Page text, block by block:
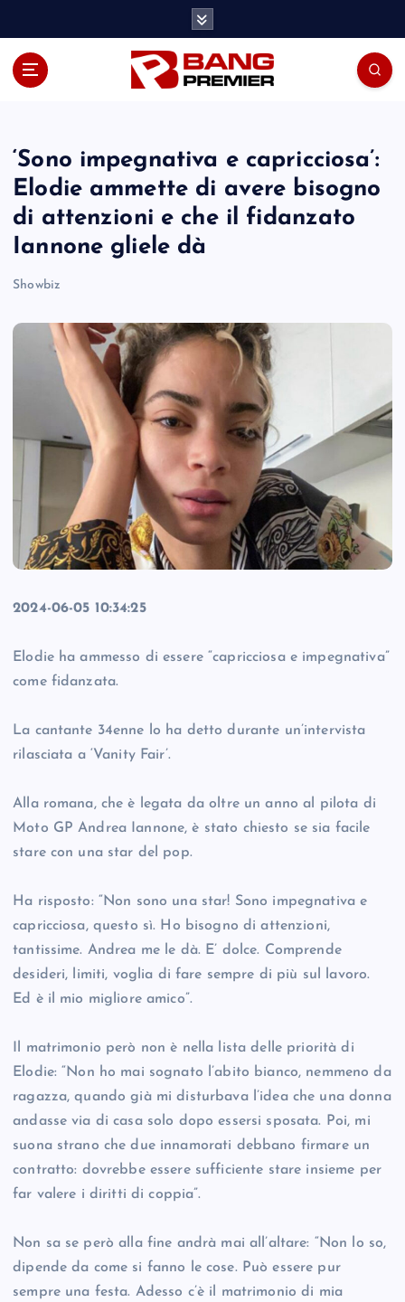
‘Sono impegnativa e capricciosa’:
Elodie ammette di avere bisogno
di attenzioni e che il fidanzato
Iannone gliele dà
Showbiz
2024-06-05 10:34:25
Elodie ha ammesso di essere “capricciosa e impegnativa”
come fidanzata.
La cantante 34enne lo ha detto durante un’intervista
rilasciata a ‘Vanity Fair’.
Alla romana, che è legata da oltre un anno al pilota di
Moto GP Andrea Iannone, è stato chiesto se sia facile
stare con una star del pop.
Ha risposto: “Non sono una star! Sono impegnativa e
capricciosa, questo sì. Ho bisogno di attenzioni,
tantissime. Andrea me le dà. E’ dolce. Comprende
desideri, limiti, voglia di fare sempre di più sul lavoro.
Ed è il mio migliore amico”.
Il matrimonio però non è nella lista delle priorità di
Elodie: “Non ho mai sognato l’abito bianco, nemmeno da
ragazza, quando già mi disturbava l’idea che una donna
andasse via di casa solo dopo essersi sposata. Poi, mi
suona strano che due innamorati debbano firmare un
contratto: dovrebbe essere sufficiente stare insieme per
far valere i diritti di coppia”.
Non sa se però alla fine andrà mai all’altare: “Non lo so,
dipende da come si fanno le cose. Può essere pur
sempre una festa. Adesso c’è il matrimonio di mia